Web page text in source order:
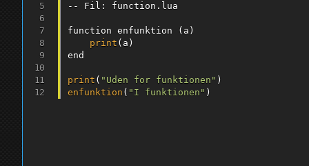
--
Fil : function . lua
function enfunktion ( a )
print ( a )
end
print ( "Uden for funktionen" )
enfunktion ( "I funktionen" )